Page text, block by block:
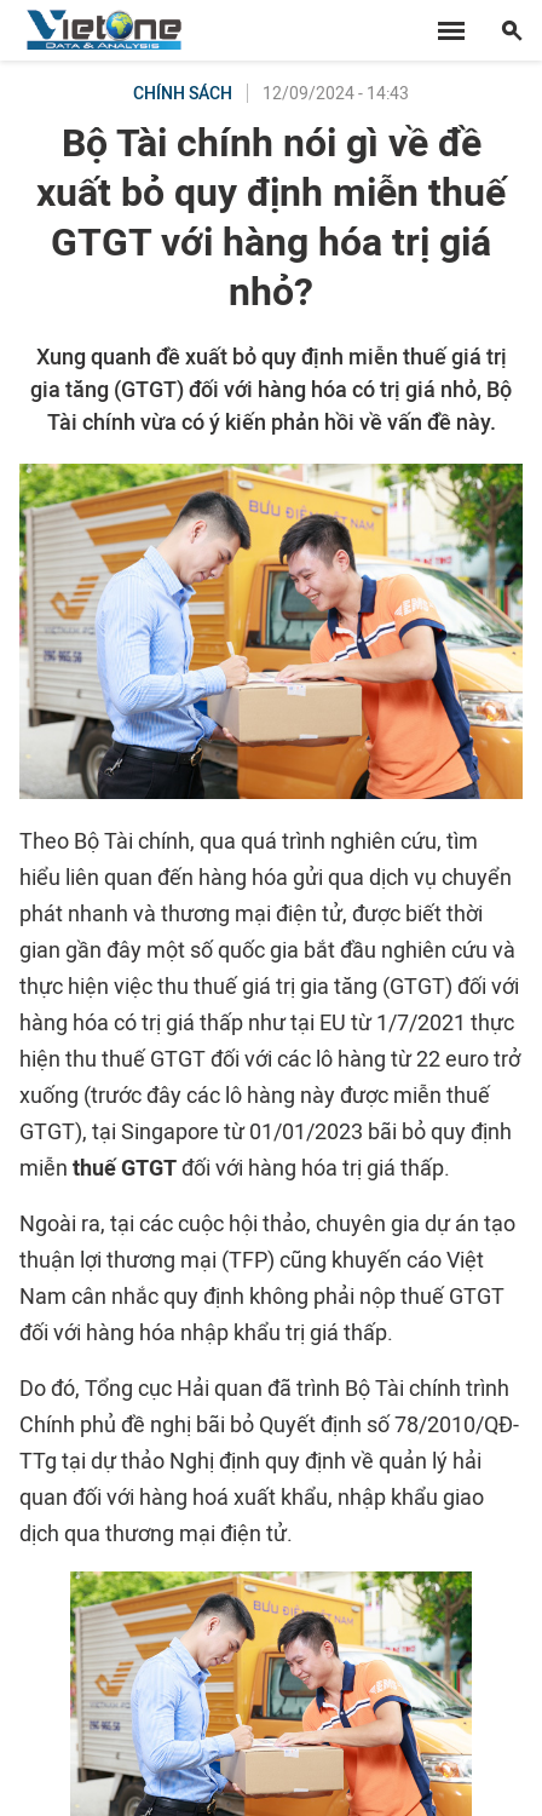
CHÍNH SÁCH 12/09/2024 - 14:43
Bộ Tài chính nói gì về đề
xuất bỏ quy định miễn thuế
GTGT với hàng hóa trị giá
nhỏ?
Xung quanh đề xuất bỏ quy định miễn thuế giá trị
gia tăng (GTGT) đối với hàng hóa có trị giá nhỏ, Bộ
Tài chính vừa có ý kiến phản hồi về vấn đề này.
Theo Bộ Tài chính, qua quá trình nghiên cứu, tìm
hiểu liên quan đến hàng hóa gửi qua dịch vụ chuyển
phát nhanh và thương mại điện tử, được biết thời
gian gần đây một số quốc gia bắt đầu nghiên cứu và
thực hiện việc thu thuế giá trị gia tăng (GTGT) đối với
hàng hóa có trị giá thấp như tại EU từ 1/7/2021 thực
hiện thu thuế GTGT đối với các lô hàng từ 22 euro trở
xuống (trước đây các lô hàng này được miễn thuế
GTGT), tại Singapore từ 01/01/2023 bãi bỏ quy định
miễn thuế GTGTđối với hàng hóa trị giá thấp.
Ngoài ra, tại các cuộc hội thảo, chuyên gia dự án tạo
thuận lợi thương mại (TFP) cũng khuyến cáo Việt
Nam cân nhắc quy định không phải nộp thuế GTGT
đối với hàng hóa nhập khẩu trị giá thấp.
Do đó, Tổng cục Hải quan đã trình Bộ Tài chính trình
Chính phủ đề nghị bãi bỏ Quyết định số 78/2010/QĐ-
TTg tại dự thảo Nghị định quy định về quản lý hải
quan đối với hàng hoá xuất khẩu, nhập khẩu giao
dịch qua thương mại điện tử.